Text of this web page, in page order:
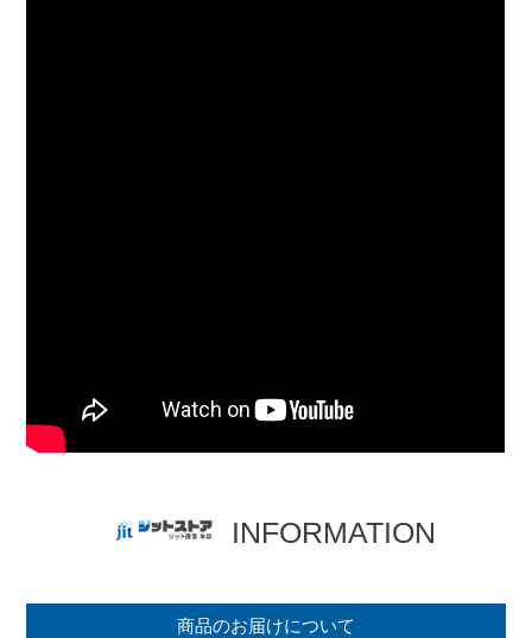
INFORMATION
商品のお届けについて